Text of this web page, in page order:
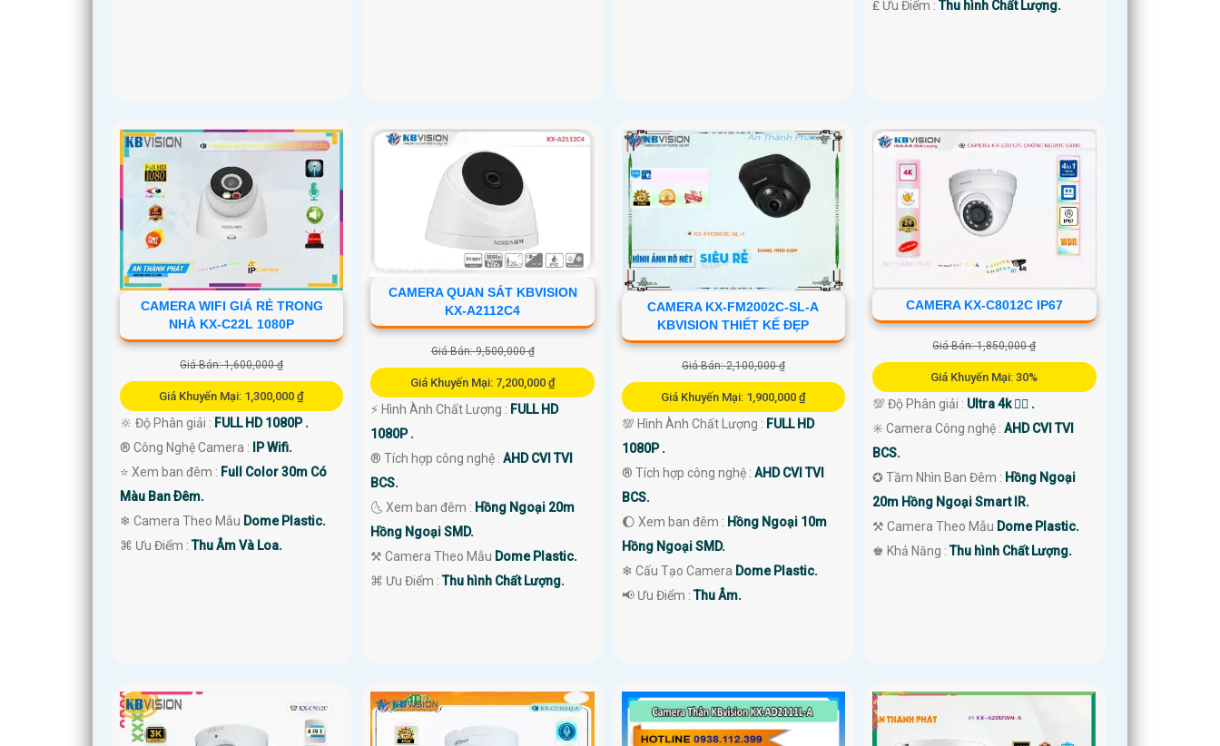
️₤ Ưu Điểm :Thu hình Chất Lượng.
CAMERA WIFI GIÁ RẺ TRONG
NHÀ KX-C22L 1080P
Giá Bán: 1,600,000 ₫
Giá Khuyến Mại: 1,300,000 ₫
🔆 Độ Phân giải : FULL HD 1080P .
®️ Công Nghệ Camera : IP Wifi.
⭐ Xem ban đêm : Full Color 30m Có
Màu Ban Ðêm.
❄ Camera Theo Mẫu Dome Plastic.
️⌘ Ưu Điểm :Thu Âm Và Loa.
CAMERA QUAN SÁT KBVISION
KX-A2112C4
Giá Bán: 9,500,000 ₫
Giá Khuyến Mại: 7,200,000 ₫
️⚡ Hình Ành Chất Lượng : FULL HD
1080P .
®️ Tích hợp công nghệ :AHD CVI TVI
BCS.
🌜 Xem ban đêm : Hồng Ngoại 20m
Hồng Ngoại SMD.
⚒ Camera Theo Mẫu Dome Plastic.
️⌘ Ưu Điểm :Thu hình Chất Lượng.
CAMERA KX-FM2002C-SL-A
KBVISION THIẾT KẾ ĐẸP
Giá Bán: 2,100,000 ₫
Giá Khuyến Mại: 1,900,000 ₫
💯 Hình Ành Chất Lượng : FULL HD
1080P .
®️ Tích hợp công nghệ : AHD CVI TVI
BCS.
🌔 Xem ban đêm : Hồng Ngoại 10m
Hồng Ngoại SMD.
❄ Cấu Tạo Camera Dome Plastic.
️📢 Ưu Điểm :Thu Âm.
CAMERA KX-C8012C IP67
Giá Bán: 1,850,000 ₫
Giá Khuyến Mại: 30%
💯 Độ Phân giải : Ultra 4k 👍🏾 .
✳️ Camera Công nghệ :AHD CVI TVI
BCS.
✪ Tầm Nhìn Ban Đêm : Hồng Ngoại
20m Hồng Ngoại Smart IR.
⚒ Camera Theo Mẫu Dome Plastic.
️♚ Khả Năng :Thu hình Chất Lượng.